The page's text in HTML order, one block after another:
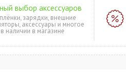
выбор аксессуаров
зарядки, внешние
аксессуары и многое
наличии в магазине